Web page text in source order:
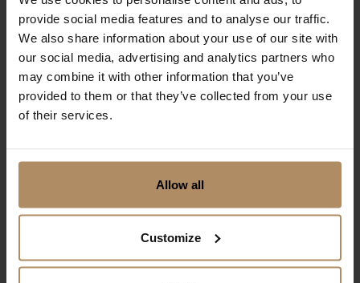
provide social media features and to analyse our traffic.
We also share information about your use of our site with
our social media, advertising and analytics partners who
may combine it with other information that you’ve
provided to them or that they’ve collected from your use
of their services.
Allow all
Customize
naturlig opp i høyden til storslåtteHotel Union
Hotellet her ble bygget allerede i 1891, men er
senere utvidet, med en moderne kurs- og
med 13 suiter, veteranbilutstilling, nattklubb, spa-